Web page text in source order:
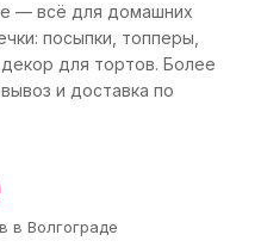
— всё для домашних
посыпки, топперы,
для тортов. Более
и доставка по
в Волгограде